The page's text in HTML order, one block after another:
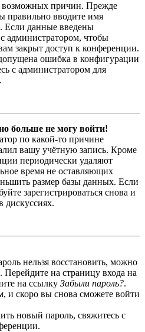
возможных причин. Прежде
правильно вводите имя
Если данные введены
администратором, чтобы
закрыт доступ к конференции.
ошибка в конфигурации
с администратором для
больше не могу войти!
по какой-то причине
вашу учётную запись. Кроме
периодически удаляют
время не оставляющих
размер базы данных. Если
зарегистрироваться снова и
дискуссиях.
нельзя восстановить, можно
Перейдите на страницу входа на
на ссылку Забыли пароль?.
и скоро вы снова сможете войти
новый пароль, свяжитесь с